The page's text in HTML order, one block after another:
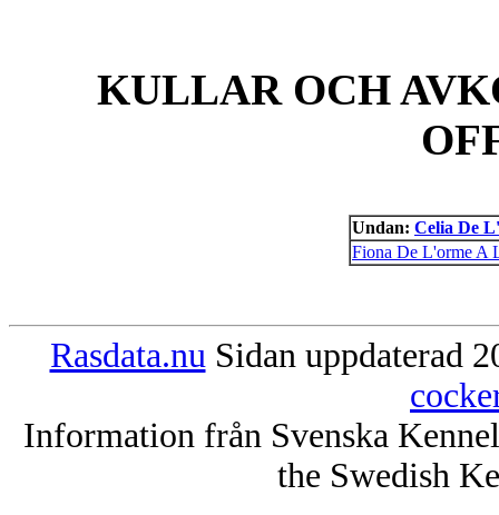
KULLAR OCH
Undan: Celia De
Fiona De L'orme A
Rasdata.nu Sidan uppdaterad
Information från Svenska
the Swedish